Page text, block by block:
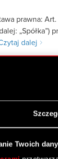
Twoich
prawna:
dalej
prawna:
w